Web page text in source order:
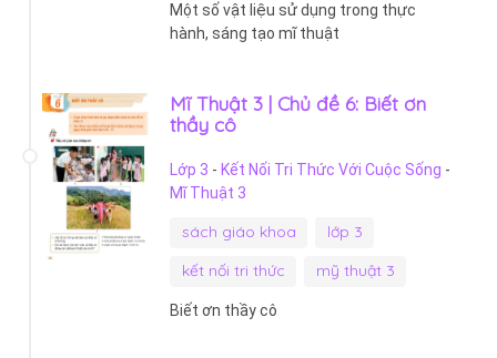
Một số vật liệu sử dụng trong thực
hành, sáng tạo mĩ thuật
Mĩ Thuật 3 | Chủ đề 6: Biết ơn
thầy cô
Lớp 3 - Kết Nối Tri Thức Với Cuộc Sống -
Mĩ Thuật 3
sách giáo khoa
lớp 3
kết nối tri thức
mỹ thuật 3
Biết ơn thầy cô